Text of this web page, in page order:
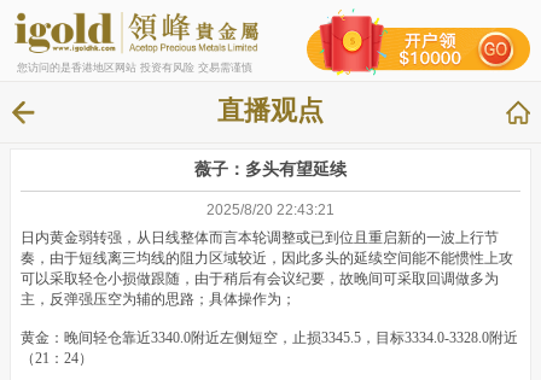
您访问的是香港地区网站 投资有风险 交易需谨慎
直播观点
薇子：多头有望延续
2025/8/20 22:43:21
日内黄金弱转强，从日线整体而言本轮调整或已到位且重启新的一波上行节
奏，由于短线离三均线的阻力区域较近，因此多头的延续空间能不能惯性上攻
可以采取轻仓小损做跟随，由于稍后有会议纪要，故晚间可采取回调做多为
主，反弹强压空为辅的思路；具体操作为；
黄金：晚间轻仓靠近3340.0附近左侧短空，止损3345.5，目标3334.0-3328.0附近
（21：24）